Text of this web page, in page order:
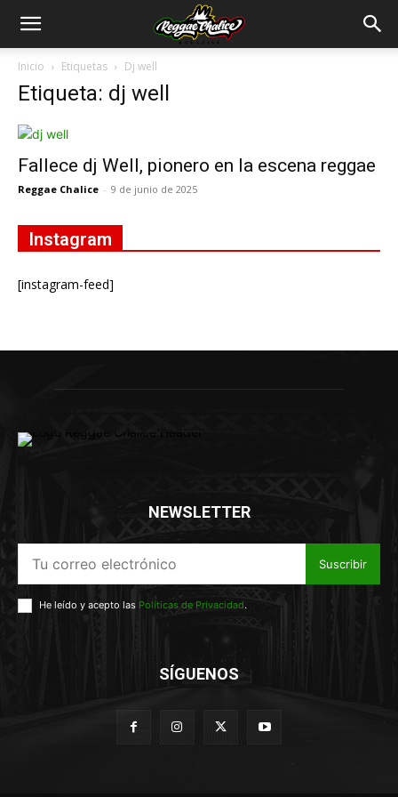
Inicio Etiquetas Dj well
Etiqueta: dj well
Fallece dj Well, pionero en la escena reggae
Reggae Chalice - 9 de junio de 2025
Instagram
[instagram-feed]
NEWSLETTER
Suscribir
He leído y acepto las Políticas de Privacidad.
SÍGUENOS